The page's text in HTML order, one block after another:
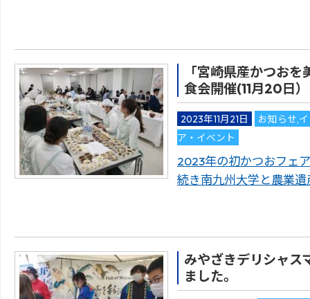
「宮崎県産かつお
食会開催(11月20日）
2023年11月21日 お知らせ,
ア・イベント
2023年の初かつおフェ
続き南九州大学と農業
みやざきデリシャ
ました。